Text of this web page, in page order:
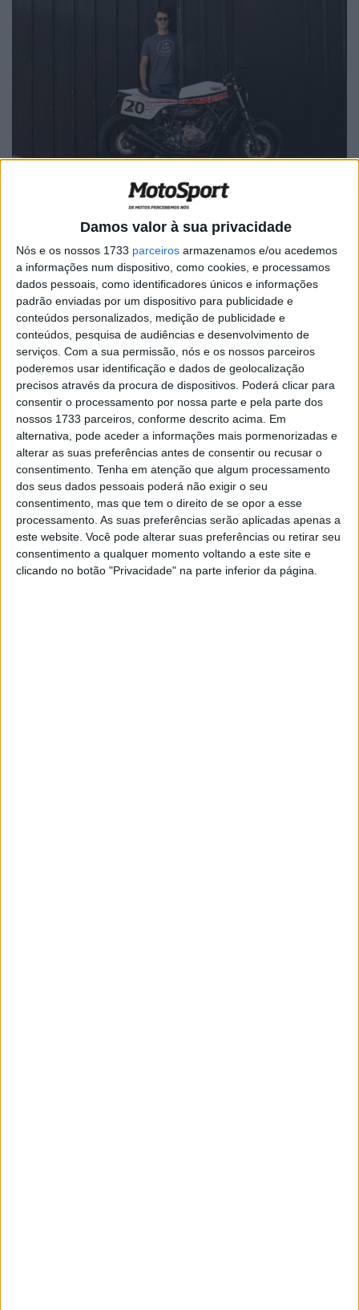
Damos valor à sua privacidade
Nós e os nossos 1733 parceiros armazenamos e/ou acedemos
a informações num dispositivo, como cookies, e processamos
dados pessoais, como identificadores únicos e informações
padrão enviadas por um dispositivo para publicidade e
conteúdos personalizados, medição de publicidade e
conteúdos, pesquisa de audiências e desenvolvimento de
serviços. Com a sua permissão, nós e os nossos parceiros
poderemos usar identificação e dados de geolocalização
precisos através da procura de dispositivos. Poderá clicar para
consentir o processamento por nossa parte e pela parte dos
nossos 1733 parceiros, conforme descrito acima. Em
alternativa, pode aceder a informações mais pormenorizadas e
alterar as suas preferências antes de consentir ou recusar o
consentimento. Tenha em atenção que algum processamento
dos seus dados pessoais poderá não exigir o seu
consentimento, mas que tem o direito de se opor a esse
processamento. As suas preferências serão aplicadas apenas a
este website. Você pode alterar suas preferências ou retirar seu
consentimento a qualquer momento voltando a este site e
clicando no botão "Privacidade" na parte inferior da página.
A trabalhar na pitoresca estância de San Sebastián, no
Golfo da Biscaia, em Espanha, a Café Racer SSpirit (CRSS)
é uma pequena equipa de construtores de motos
personalizadas dedicados e muito apaixonados. Fundada
por Juan Carlos López Chinchurreta, amante de tudo o
que tem a ver com motos, a CRSS procura descobrir a
beleza única de cada moto com que trabalham,
respeitando a singularidade e o estilo de cada máquina e
do seu condutor.
Artigos relacionados
Tampas GB Racing para a Ducati Panigale V4
2 SETEMBRO, 2025
3 milhões de motos vendidas na Europa em
2024!
27 FEVEREIRO, 2025